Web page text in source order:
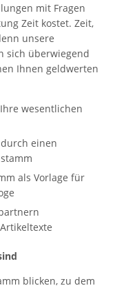
mit Fragen
Zeit kostet. Zeit,
unsere
sich überwiegend
Ihnen geldwerten
wesentlichen
einen
als Vorlage für
blicken, zu dem